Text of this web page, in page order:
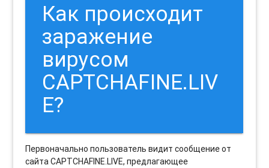
Как происходит
заражение
вирусом
CAPTCHAFINE.LIV
E?
Первоначально пользователь видит сообщение от
сайта CAPTCHAFINE.LIVE, предлагающее